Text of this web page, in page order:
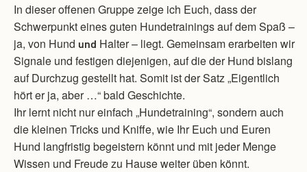
In dieser offenen Gruppe zeige ich Euch, dass der
Schwerpunkt eines guten Hundetrainings auf dem Spaß –
ja, von Hund und Halter – liegt. Gemeinsam erarbeiten wir
Signale und festigen diejenigen, auf die der Hund bislang
auf Durchzug gestellt hat. Somit ist der Satz „Eigentlich
hört er ja, aber …“ bald Geschichte.
Ihr lernt nicht nur einfach „Hundetraining“, sondern auch
die kleinen Tricks und Kniffe, wie Ihr Euch und Euren
Hund langfristig begeistern könnt und mit jeder Menge
Wissen und Freude zu Hause weiter üben könnt.